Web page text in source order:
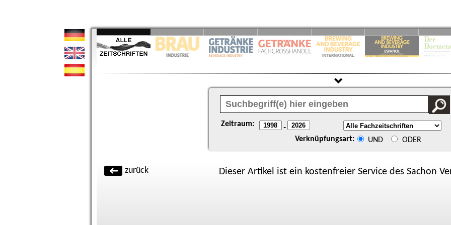
Zeitraum: -
Verknüpfungsart: UND ODER
zurück Dieser Artikel ist ein kostenfreier Service des Sachon